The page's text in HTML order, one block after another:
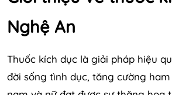
Nghệ An
Thuốc kích dục là giải pháp hiệu
đời sống tình dục, tăng cường